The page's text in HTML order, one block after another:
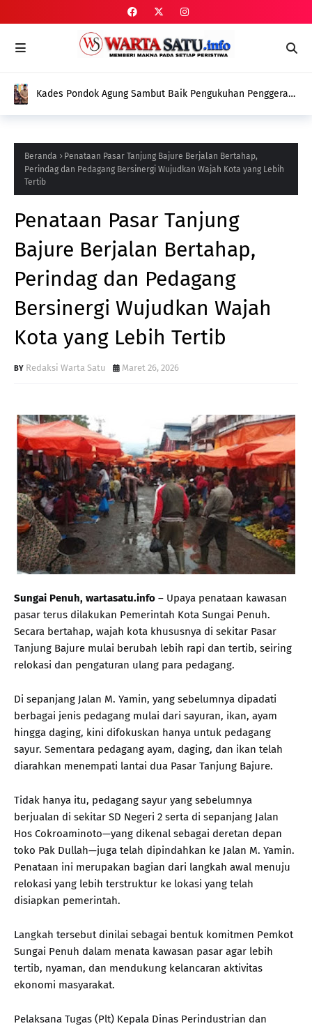
Kades Pondok Agung Sambut Baik Pengukuhan Penggerak
Beranda
Penataan Pasar Tanjung Bajure Berjalan Bertahap,
Perindag dan Pedagang Bersinergi Wujudkan Wajah Kota yang Lebih
Tertib
Penataan Pasar Tanjung
Bajure Berjalan Bertahap,
Perindag dan Pedagang
Bersinergi Wujudkan Wajah
Kota yang Lebih Tertib
Redaksi Warta Satu Maret 26, 2026
Sungai Penuh, wartasatu.info – Upaya penataan kawasan
pasar terus dilakukan Pemerintah Kota Sungai Penuh.
Secara bertahap, wajah kota khususnya di sekitar Pasar
Tanjung Bajure mulai berubah lebih rapi dan tertib, seiring
relokasi dan pengaturan ulang para pedagang.
Di sepanjang Jalan M. Yamin, yang sebelumnya dipadati
berbagai jenis pedagang mulai dari sayuran, ikan, ayam
hingga daging, kini difokuskan hanya untuk pedagang
sayur. Sementara pedagang ayam, daging, dan ikan telah
diarahkan menempati lantai dua Pasar Tanjung Bajure.
Tidak hanya itu, pedagang sayur yang sebelumnya
berjualan di sekitar SD Negeri 2 serta di sepanjang Jalan
Hos Cokroaminoto—yang dikenal sebagai deretan depan
toko Pak Dullah—juga telah dipindahkan ke Jalan M. Yamin.
Penataan ini merupakan bagian dari langkah awal menuju
relokasi yang lebih terstruktur ke lokasi yang telah
disiapkan pemerintah.
Langkah tersebut dinilai sebagai bentuk komitmen Pemkot
Sungai Penuh dalam menata kawasan pasar agar lebih
tertib, nyaman, dan mendukung kelancaran aktivitas
ekonomi masyarakat.
Pelaksana Tugas (Plt) Kepala Dinas Perindustrian dan